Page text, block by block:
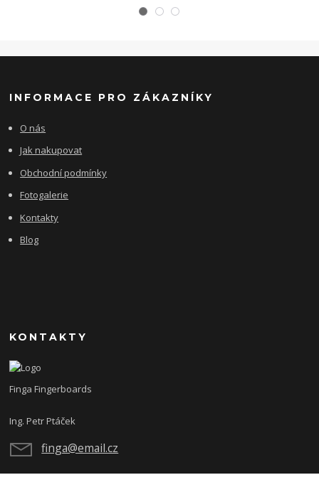
INFORMACE PRO ZÁKAZNÍKY
O nás
Jak nakupovat
Obchodní podmínky
Fotogalerie
Kontakty
Blog
KONTAKTY
Finga Fingerboards
Ing. Petr Ptáček
finga@email.cz